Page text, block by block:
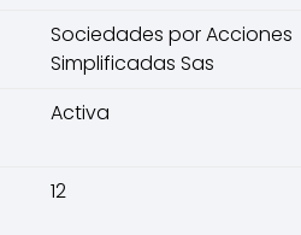
Sociedades por Acciones
Simplificadas Sas
Activa
12